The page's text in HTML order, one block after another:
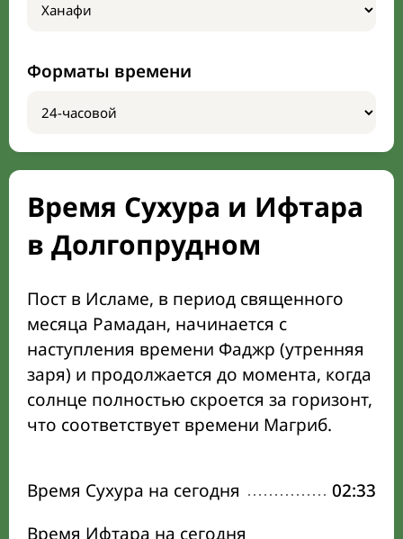
Форматы времени
Время Сухура и Ифтара
в Долгопрудном
Пост в Исламе, в период священного
месяца Рамадан, начинается с
наступления времени Фаджр (утренняя
заря) и продолжается до момента, когда
солнце полностью скроется за горизонт,
что соответствует времени Магриб.
Время Сухура на сегодня
02:33
Время Ифтара на сегодня